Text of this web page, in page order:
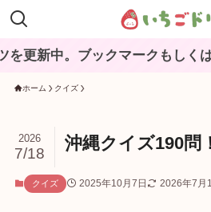
ブックマークもしくは『いち
ホーム クイズ
沖縄クイズ190問
2026
7/18
クイズ 2025年10月7日 2026年7月